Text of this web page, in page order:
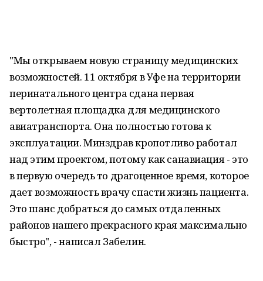
"Мы открываем новую страницу медицинских
возможностей. 11 октября в Уфе на территории
перинатального центра сдана первая
вертолетная площадка для медицинского
авиатранспорта. Она полностью готова к
эксплуатации. Минздрав кропотливо работал
над этим проектом, потому как санавиация - это
в первую очередь то драгоценное время, которое
дает возможность врачу спасти жизнь пациента.
Это шанс добраться до самых отдаленных
районов нашего прекрасного края максимально
быстро", - написал Забелин.